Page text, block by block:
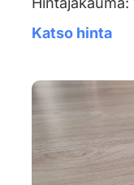
Katso hinta